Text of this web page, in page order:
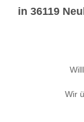
in 36119
Wir